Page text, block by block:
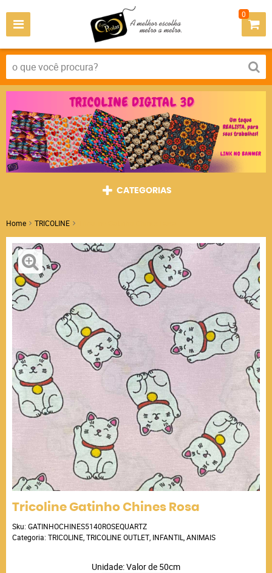
0
CATEGORIAS
Home TRICOLINE
Tricoline Gatinho Chines Rosa
Sku: GATINHOCHINES5140ROSEQUARTZ
Categoria: TRICOLINE TRICOLINE OUTLET INFANTIL ANIMAIS
Unidade: Valor de 50cm